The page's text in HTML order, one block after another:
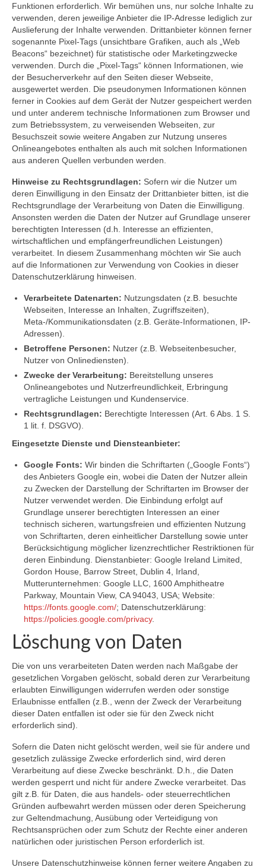
Funktionen erforderlich. Wir bemühen uns, nur solche Inhalte zu
verwenden, deren jeweilige Anbieter die IP-Adresse lediglich zur
Auslieferung der Inhalte verwenden. Drittanbieter können ferner
sogenannte Pixel-Tags (unsichtbare Grafiken, auch als „Web
Beacons“ bezeichnet) für statistische oder Marketingzwecke
verwenden. Durch die „Pixel-Tags“ können Informationen, wie
der Besucherverkehr auf den Seiten dieser Webseite,
ausgewertet werden. Die pseudonymen Informationen können
ferner in Cookies auf dem Gerät der Nutzer gespeichert werden
und unter anderem technische Informationen zum Browser und
zum Betriebssystem, zu verweisenden Webseiten, zur
Besuchszeit sowie weitere Angaben zur Nutzung unseres
Onlineangebotes enthalten als auch mit solchen Informationen
aus anderen Quellen verbunden werden.
Hinweise zu Rechtsgrundlagen: Sofern wir die Nutzer um
deren Einwilligung in den Einsatz der Drittanbieter bitten, ist die
Rechtsgrundlage der Verarbeitung von Daten die Einwilligung.
Ansonsten werden die Daten der Nutzer auf Grundlage unserer
berechtigten Interessen (d.h. Interesse an effizienten,
wirtschaftlichen und empfängerfreundlichen Leistungen)
verarbeitet. In diesem Zusammenhang möchten wir Sie auch
auf die Informationen zur Verwendung von Cookies in dieser
Datenschutzerklärung hinweisen.
Verarbeitete Datenarten: Nutzungsdaten (z.B. besuchte
Webseiten, Interesse an Inhalten, Zugriffszeiten),
Meta-/Kommunikationsdaten (z.B. Geräte-Informationen, IP-
Adressen).
Betroffene Personen: Nutzer (z.B. Webseitenbesucher,
Nutzer von Onlinediensten).
Zwecke der Verarbeitung: Bereitstellung unseres
Onlineangebotes und Nutzerfreundlichkeit, Erbringung
vertragliche Leistungen und Kundenservice.
Rechtsgrundlagen: Berechtigte Interessen (Art. 6 Abs. 1 S.
1 lit. f. DSGVO).
Eingesetzte Dienste und Diensteanbieter:
Google Fonts: Wir binden die Schriftarten („Google Fonts“)
des Anbieters Google ein, wobei die Daten der Nutzer allein
zu Zwecken der Darstellung der Schriftarten im Browser der
Nutzer verwendet werden. Die Einbindung erfolgt auf
Grundlage unserer berechtigten Interessen an einer
technisch sicheren, wartungsfreien und effizienten Nutzung
von Schriftarten, deren einheitlicher Darstellung sowie unter
Berücksichtigung möglicher lizenzrechtlicher Restriktionen für
deren Einbindung. Dienstanbieter: Google Ireland Limited,
Gordon House, Barrow Street, Dublin 4, Irland,
Mutterunternehmen: Google LLC, 1600 Amphitheatre
Parkway, Mountain View, CA 94043, USA; Website:
https://fonts.google.com/; Datenschutzerklärung:
https://policies.google.com/privacy.
Löschung von Daten
Die von uns verarbeiteten Daten werden nach Maßgabe der
gesetzlichen Vorgaben gelöscht, sobald deren zur Verarbeitung
erlaubten Einwilligungen widerrufen werden oder sonstige
Erlaubnisse entfallen (z.B., wenn der Zweck der Verarbeitung
dieser Daten entfallen ist oder sie für den Zweck nicht
erforderlich sind).
Sofern die Daten nicht gelöscht werden, weil sie für andere und
gesetzlich zulässige Zwecke erforderlich sind, wird deren
Verarbeitung auf diese Zwecke beschränkt. D.h., die Daten
werden gesperrt und nicht für andere Zwecke verarbeitet. Das
gilt z.B. für Daten, die aus handels- oder steuerrechtlichen
Gründen aufbewahrt werden müssen oder deren Speicherung
zur Geltendmachung, Ausübung oder Verteidigung von
Rechtsansprüchen oder zum Schutz der Rechte einer anderen
natürlichen oder juristischen Person erforderlich ist.
Unsere Datenschutzhinweise können ferner weitere Angaben zu